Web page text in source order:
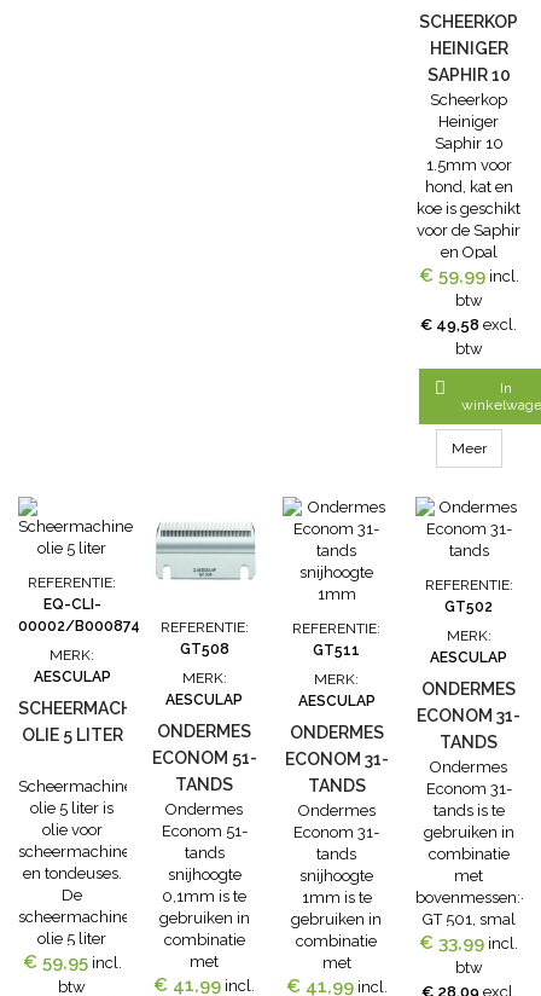
SCHEERKOP
HEINIGER
SAPHIR 10
1.5MM VOOR
HOND, KAT
EN KOE
Scheerkop
Heiniger
Saphir 10
1.5mm voor
hond, kat en
koe is geschikt
voor de Saphir
en Opal
tondeuses en
scheermachines.
Op deze
scheerkop
passen ook
verschillende
opzetkammen.
€ 59,99 incl.
btw
€ 49,58 excl.
btw

In
Meer
REFERENTIE:
EQ-CLI-
00002/B000874
MERK:
AESCULAP
SCHEERMACHINE
OLIE 5 LITER
Scheermachine
olie 5 liter is
olie voor
scheermachines
en tondeuses.
De
scheermachine
olie 5 liter
Smeert
uitstekend, is
€ 59,95 incl.
btw
REFERENTIE:
GT508
MERK:
AESCULAP
ONDERMES
ECONOM 51-
TANDS
SNIJHOOGTE
0,1MM
Ondermes
Econom 51-
tands
snijhoogte
0,1mm is te
gebruiken in
combinatie
met
bovenmes- GT
€ 41,99 incl.
REFERENTIE:
GT511
MERK:
AESCULAP
ONDERMES
ECONOM 31-
TANDS
SNIJHOOGTE
1MM
Ondermes
Econom 31-
tands
snijhoogte
1mm is te
gebruiken in
combinatie
met
bovenmes:-
€ 41,99 incl.
REFERENTIE:
GT502
MERK:
AESCULAP
ONDERMES
ECONOM 31-
TANDS
Ondermes
Econom 31-
tands is te
gebruiken in
combinatie
met
bovenmessen:-
GT 501, smal
vertand, voor
runderen en
€ 33,99 incl.
btw
€ 28,09 excl.